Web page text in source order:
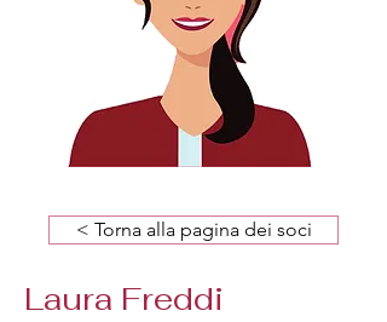
< Torna alla pagina dei soci
Laura Freddi